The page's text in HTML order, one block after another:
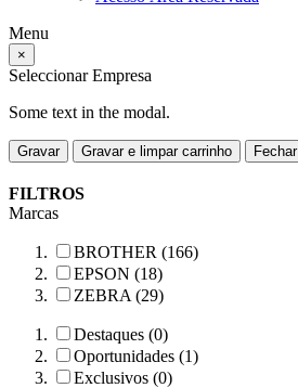
Menu
×
Seleccionar Empresa
Some text in the modal.
Gravar Gravar e limpar carrinho Fechar
FILTROS
Marcas
BROTHER (166)
EPSON (18)
ZEBRA (29)
Destaques (0)
Oportunidades (1)
Exclusivos (0)